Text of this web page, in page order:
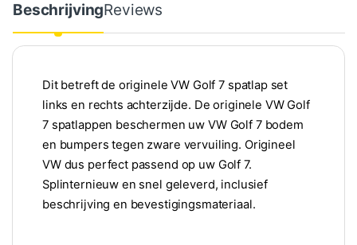
BeschrijvingReviews
Dit betreft de originele VW Golf 7 spatlap set
links en rechts achterzijde. De originele VW Golf
7 spatlappen beschermen uw VW Golf 7 bodem
en bumpers tegen zware vervuiling. Origineel
VW dus perfect passend op uw Golf 7.
Splinternieuw en snel geleverd, inclusief
beschrijving en bevestigingsmateriaal.